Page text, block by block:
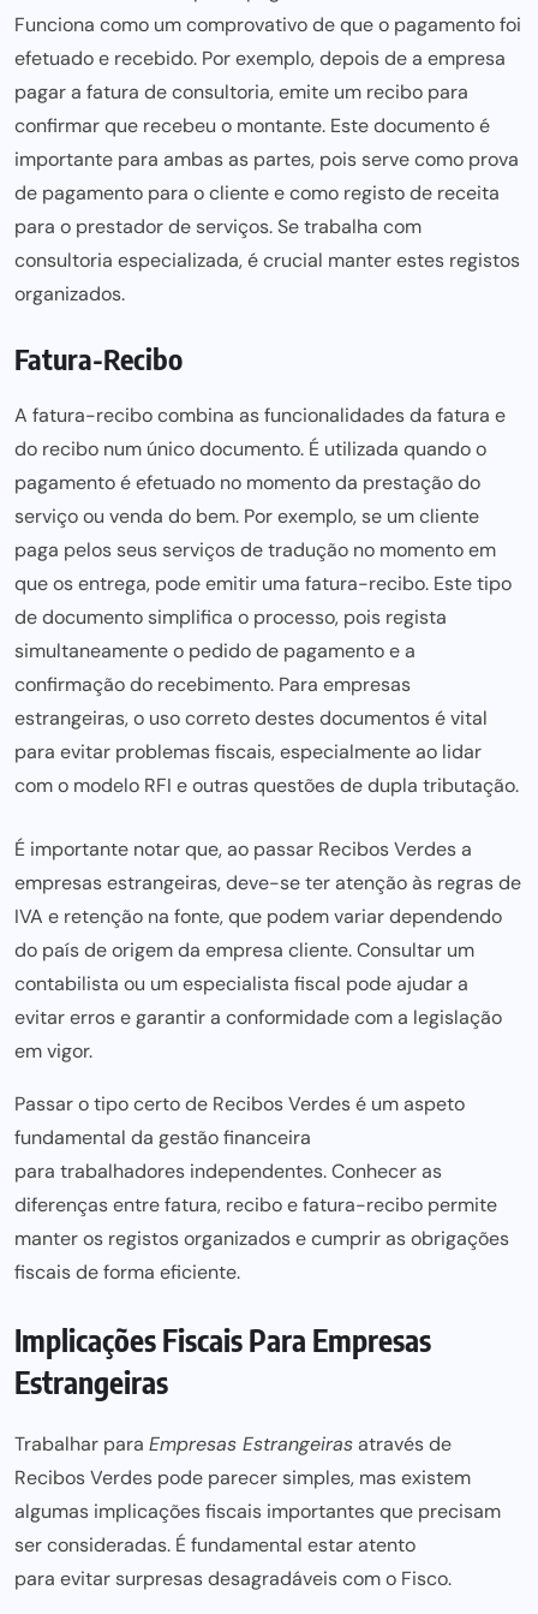
Funciona como um comprovativo de que o pagamento foi
efetuado e recebido. Por exemplo, depois de a empresa
pagar a fatura de consultoria, emite um recibo para
confirmar que recebeu o montante. Este documento é
importante para ambas as partes, pois serve como prova
de pagamento para o cliente e como registo de receita
para o prestador de serviços. Se trabalha com
consultoria especializada, é crucial manter estes registos
organizados.
Fatura-Recibo
A fatura-recibo combina as funcionalidades da fatura e
do recibo num único documento. É utilizada quando o
pagamento é efetuado no momento da prestação do
serviço ou venda do bem. Por exemplo, se um cliente
paga pelos seus serviços de tradução no momento em
que os entrega, pode emitir uma fatura-recibo. Este tipo
de documento simplifica o processo, pois regista
simultaneamente o pedido de pagamento e a
confirmação do recebimento. Para empresas
estrangeiras, o uso correto destes documentos é vital
para evitar problemas fiscais, especialmente ao lidar
com o modelo RFI e outras questões de dupla tributação.
É importante notar que, ao passar Recibos Verdes a
empresas estrangeiras, deve-se ter atenção às regras de
IVA e retenção na fonte,que podem variar dependendo
do país de origem da empresa cliente. Consultar um
contabilista ou um especialista fiscal pode ajudar a
evitar errose garantir a conformidade com a legislação
em vigor.
Passar o tipo certo de Recibos Verdes é um aspeto
fundamental da gestão financeira
para trabalhadores independentes. Conhecer as
diferenças entre fatura, recibo e fatura-recibo permite
manter os registos organizados e cumprir as obrigações
fiscais de forma eficiente.
Implicações Fiscais Para Empresas
Estrangeiras
Trabalhar para Empresas Estrangeirasatravés de
Recibos Verdes pode parecer simples, mas existem
algumas implicações fiscais importantes que precisam
ser consideradas. É fundamental estar atento
para evitar surpresasdesagradáveis com o Fisco.